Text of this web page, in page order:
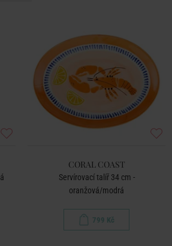
CORAL COAST
Servírovací talíř 34 cm -
oranžová/modrá
799 Kč